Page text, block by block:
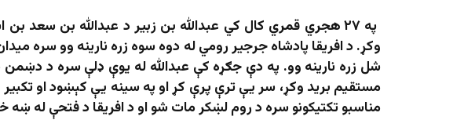
په ۲۷ هجري قمري کال کي عبدالله بن زبير د عبدالله بن سعد
وکړ. د افریقا پادشاه جرجیر رومي له دوه سوه زره نارینه وو سره
شل زره نارینه وو. په دې جګړه کې عبدالله له یوې ډلې سره د
مستقیم برید وکړ، سر یې ترې پرې کړ او په سینه یې کېښود او
مناسبو تکتیکونو سره د روم لښکر مات شو او د افریقا د فتحې له ښه